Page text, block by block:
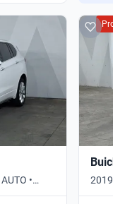
•
2019